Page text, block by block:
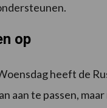
op
heeft de
aan te passen,